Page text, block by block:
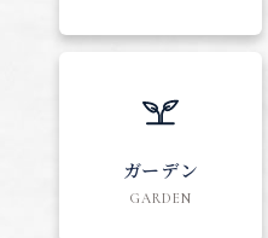
ガーデン
GARDEN